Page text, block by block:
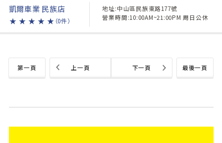
凱爾車業 民族店
★ ★ ★ ★ ★ （0件）
地址:中山區民族東路177號
營業時間:10:00AM~21:00PM 周日公休
第一頁 最後一頁
上一頁 下一頁